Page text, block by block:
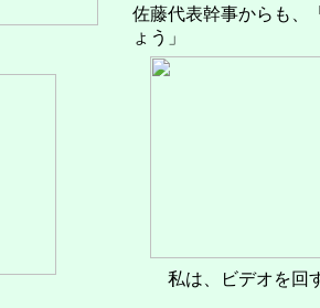
佐藤代表幹事からも、
ょう」
私は、ビデオを回